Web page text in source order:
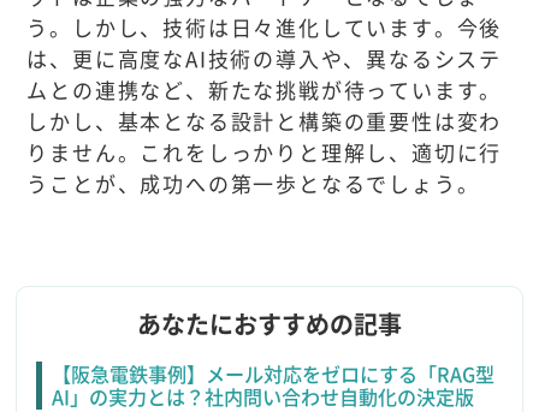
う。しかし、技術は日々進化しています。今後
は、更に高度なAI技術の導入や、異なるシステ
ムとの連携など、新たな挑戦が待っています。
しかし、基本となる設計と構築の重要性は変わ
りません。これをしっかりと理解し、適切に行
うことが、成功への第一歩となるでしょう。
あなたにおすすめの記事
【阪急電鉄事例】メール対応をゼロにする「RAG型
AI」の実力とは？社内問い合わせ自動化の決定版